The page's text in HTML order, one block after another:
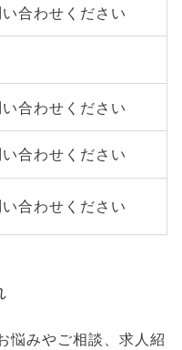
合わせください
合わせください
合わせください
合わせください
悩みやご相談、求人紹